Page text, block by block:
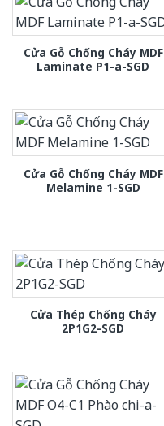
Cửa Gỗ Chống Cháy MDF
Laminate P1-a-SGD
Cửa Gỗ Chống Cháy MDF
Melamine 1-SGD
Cửa Thép Chống Cháy
2P1G2-SGD